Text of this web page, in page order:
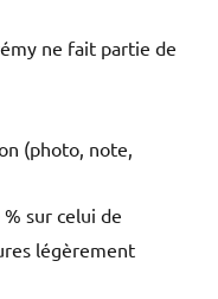
ne fait partie de
(photo, note,
sur celui de
légèrement